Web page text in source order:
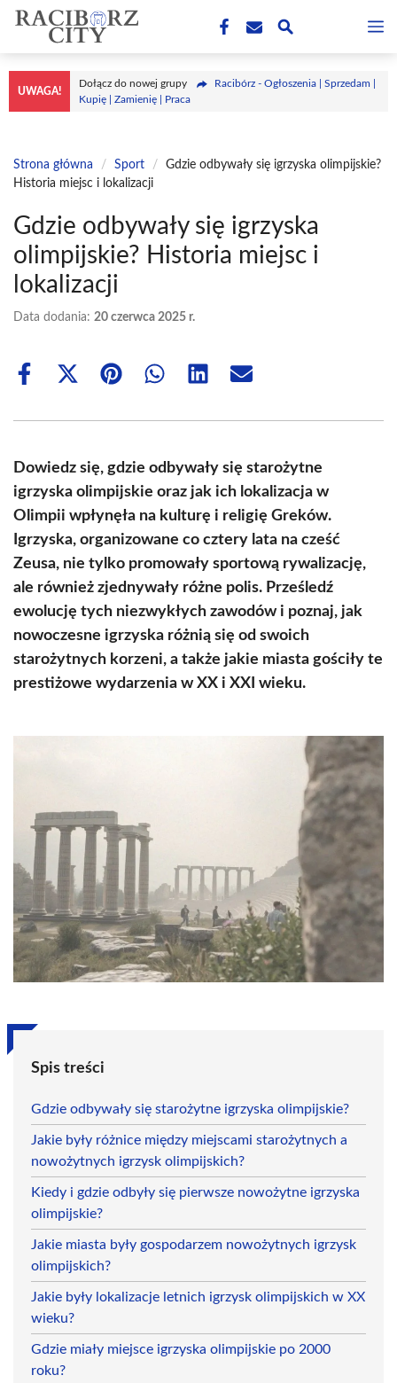
Przejdź
treści
UWAGA!
Dołącz do nowej grupy
Racibórz - Ogłoszenia | Sprzedam |
Kupię | Zamienię | Praca
Strona główna / Sport /
Gdzie odbywały się igrzyska olimpijskie?
Historia miejsc i lokalizacji
Gdzie odbywały się igrzyska
olimpijskie? Historia miejsc i
lokalizacji
Data dodania: 20 czerwca 2025 r.
Share
Share
(Twitter)
Share Share Share Share
Dowiedz się, gdzie odbywały się starożytne
igrzyska olimpijskie oraz jak ich lokalizacja w
Olimpii wpłynęła na kulturę i religię Greków.
Igrzyska, organizowane co cztery lata na cześć
Zeusa, nie tylko promowały sportową rywalizację,
ale również zjednywały różne polis. Prześledź
ewolucję tych niezwykłych zawodów i poznaj, jak
nowoczesne igrzyska różnią się od swoich
starożytnych korzeni, a także jakie miasta gościły te
prestiżowe wydarzenia w XX i XXI wieku.
Spis treści
Gdzie odbywały się starożytne igrzyska olimpijskie?
Jakie były różnice między miejscami starożytnych a
nowożytnych igrzysk olimpijskich?
Kiedy i gdzie odbyły się pierwsze nowożytne igrzyska
olimpijskie?
Jakie miasta były gospodarzem nowożytnych igrzysk
olimpijskich?
Jakie były lokalizacje letnich igrzysk olimpijskich w XX
wieku?
Gdzie miały miejsce igrzyska olimpijskie po 2000
roku?